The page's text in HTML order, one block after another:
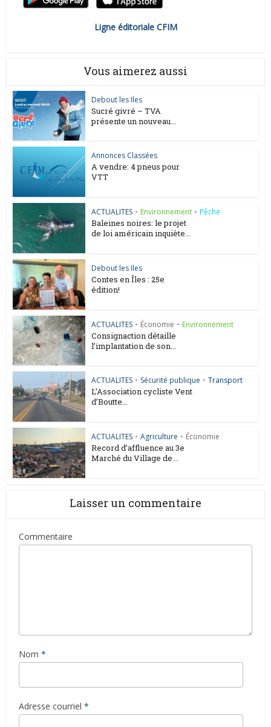
Ligne éditoriale CFIM
Vous aimerez aussi
Debout les Iles
Sucré givré – TVA
présente un nouveau...
Annonces Classées
A vendre: 4 pneus pour
VTT
ACTUALITES • Environnement • Pêche
Baleines noires: le projet
de loi américain inquiète...
Debout les Iles
Contes en Îles : 25e
édition!
ACTUALITES • Économie • Environnement
Consignaction détaille
l’implantation de son...
ACTUALITES • Sécurité publique • Transport
L’Association cycliste Vent
d’Boutte...
ACTUALITES • Agriculture • Économie
Record d’affluence au 3e
Marché du Village de...
Laisser un commentaire
Commentaire
Nom *
Adresse courriel *